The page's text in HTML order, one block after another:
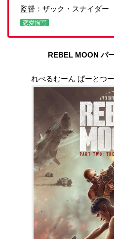
監督：ザック・スナイダー
恋愛描写
REBEL MOON パ
れべるむーん ぱーとつ